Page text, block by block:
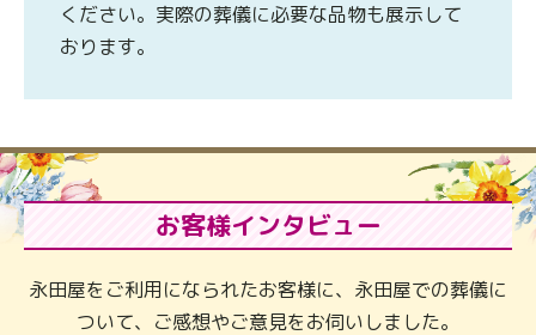
ください。実際の葬儀に必要な品物も展示して
おります。
お客様インタビュー
永田屋をご利用になられたお客様に、永田屋での葬儀に
ついて、ご感想やご意見をお伺いしました。